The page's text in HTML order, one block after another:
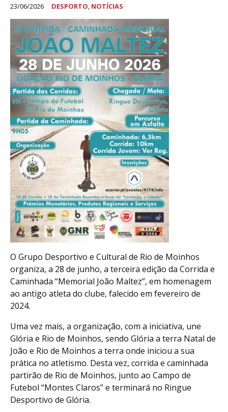
23/06/2026 DESPORTO, NOTÍCIAS
O Grupo Desportivo e Cultural de Rio de Moinhos
organiza, a 28 de junho, a terceira edição da Corrida e
Caminhada “Memorial João Maltez”, em homenagem
ao antigo atleta do clube, falecido em fevereiro de
2024.
Uma vez mais, a organização, com a iniciativa, une
Glória e Rio de Moinhos, sendo Glória a terra Natal de
João e Rio de Moinhos a terra onde iniciou a sua
prática no atletismo. Desta vez, corrida e caminhada
partirão de Rio de Moinhos, junto ao Campo de
Futebol “Montes Claros” e terminará no Ringue
Desportivo de Glória.